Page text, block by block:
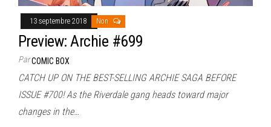
13 septembre 2018 Non
Preview: Archie #699
ParCOMIC BOX
CATCH UP ON THE BEST-SELLING ARCHIE SAGA BEFORE
ISSUE #700! As the Riverdale gang heads toward major
changes in the…